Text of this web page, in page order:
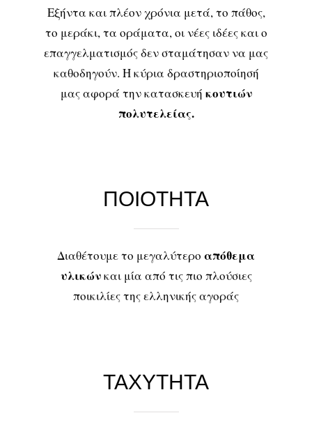
Εξήντα και πλέον χρόνια μετά, το πάθος,
το μεράκι, τα οράματα, οι νέες ιδέες και ο
επαγγελματισμός δεν σταμάτησαν να μας
καθοδηγούν. Η κύρια δραστηριοποίησή
μας αφορά την κατασκευή κουτιών
πολυτελείας.
ΠΟΙΟΤΗΤΑ
Διαθέτουμε το μεγαλύτερο απόθεμα
υλικώνκαι μία από τις πιο πλούσιες
ποικιλίες της ελληνικής αγοράς
ΤΑΧΥΤΗΤΑ